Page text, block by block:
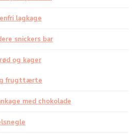
lagkage
snickers bar
og kager
frugttærte
med chokolade